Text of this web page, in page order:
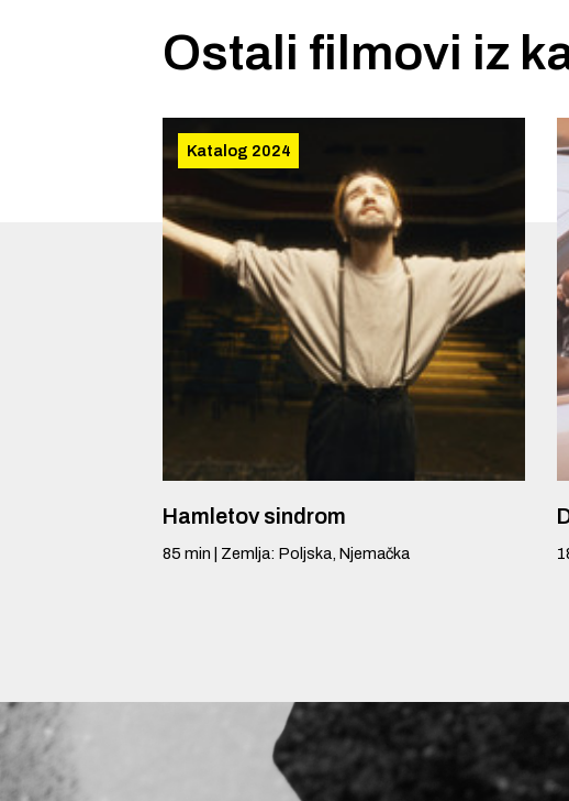
Ostali filmovi iz
Katalog 2024
Hamletov sindrom
85 min Zemlja: Poljska, Njemačka